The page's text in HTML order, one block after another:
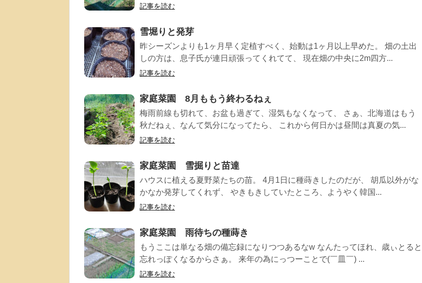
記事を読む
雪堀りと発芽
昨シーズンよりも1ヶ月早く定植すべく、始動は1ヶ月以上早めた。 畑の土出
しの方は、息子氏が連日頑張ってくれてて、 現在畑の中央に2m四方...
記事を読む
家庭菜園 8月ももう終わるねぇ
梅雨前線も切れて、お盆も過ぎて、湿気もなくなって、 さぁ、北海道はもう
秋だねぇ、なんて気分になってたら、 これから何日かは昼間は真夏の気...
記事を読む
家庭菜園 雪掘りと苗達
ハウスに植える夏野菜たちの苗。 4月1日に種蒔きしたのだが、 胡瓜以外がな
かなか発芽してくれず、 やきもきしていたところ、ようやく韓国...
記事を読む
家庭菜園 雨待ちの種蒔き
もうここは単なる畑の備忘録になりつつあるなw なんたってほれ、歳ぃとると
忘れっぽくなるからさぁ。 来年の為にっつーことで(￣皿￣) ...
記事を読む